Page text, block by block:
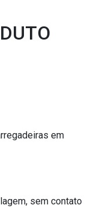
em
sem contato